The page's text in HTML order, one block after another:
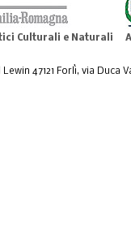
Culturali e Naturali
47121 Forlì, via Duca